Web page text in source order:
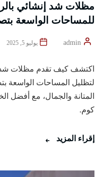
مظلات شد إنشائي
للمساحات الواسعة
يوليو 5, 2025
اكتشف كيف تقدم مظلات شد
لتظليل المساحات
المتانة والجمال، مع أفضل
كوم.
إقراء المزيد